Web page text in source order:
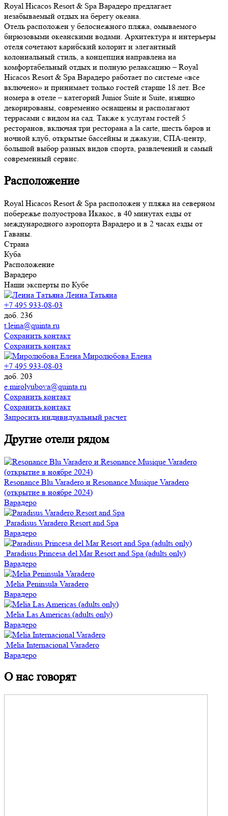
Royal Hicacos Resort & Spa Варадеро предлагает
незабываемый отдых на берегу океана.
Отель расположен у белоснежного пляжа, омываемого
бирюзовыми океанскими водами. Архитектура и интерьеры
отеля сочетают карибский колорит и элегантный
колониальный стиль, а концепция направлена на
комфортабельный отдых и полную релаксацию – Royal
Hicacos Resort & Spa Варадеро работает по системе «все
включено» и принимает только гостей старше 18 лет. Все
номера в отеле – категорий Junior Suite и Suite, изящно
декорированы, современно оснащены и располагают
террасами с видом на сад. Также к услугам гостей 5
ресторанов, включая три ресторана a la carte, шесть баров и
ночной клуб, открытые бассейны и джакузи, СПА-центр,
большой выбор разных видов спорта, развлечений и самый
современный сервис.
Расположение
Royal Hicacos Resort & Spa расположен у пляжа на северном
побережье полуострова Икакос, в 40 минутах езды от
международного аэропорта Варадеро и в 2 часах езды от
Гаваны.
Страна
Куба
Расположение
Варадеро
Наши эксперты по Кубе
Леина Татьяна
+7 495 933-08-03
доб. 236
t.leina@quinta.ru
Сохранить контакт
Сохранить контакт
Миролюбова Елена
+7 495 933-08-03
доб. 203
e.mirolyubova@quinta.ru
Сохранить контакт
Сохранить контакт
Запросить индивидуальный расчет
Другие отели рядом
Resonance Blu Varadero и Resonance Musique Varadero
(открытие в ноябре 2024)
Варадеро
Paradisus Varadero Resort and Spa
Варадеро
Paradisus Princesa del Mar Resort and Spa (adults only)
Варадеро
Melia Peninsula Varadero
Варадеро
Melia Las Americas (adults only)
Варадеро
Melia Internacional Varadero
Варадеро
О нас говорят